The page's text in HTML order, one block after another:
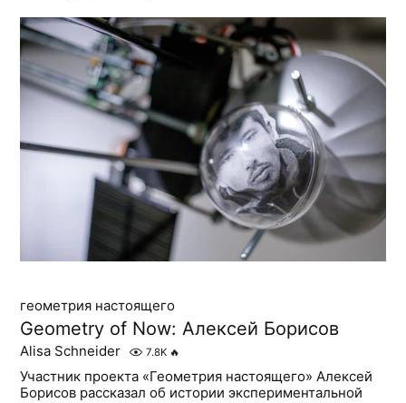
геометрия настоящего
Geometry of Now: Алексей Борисов
Alisa Schneider 7.8K 🔥
Участник проекта «Геометрия настоящего» Алексей
Борисов рассказал об истории экспериментальной